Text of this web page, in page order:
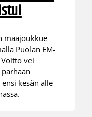
maajoukkue
Puolan EM-
vei
kesän alle